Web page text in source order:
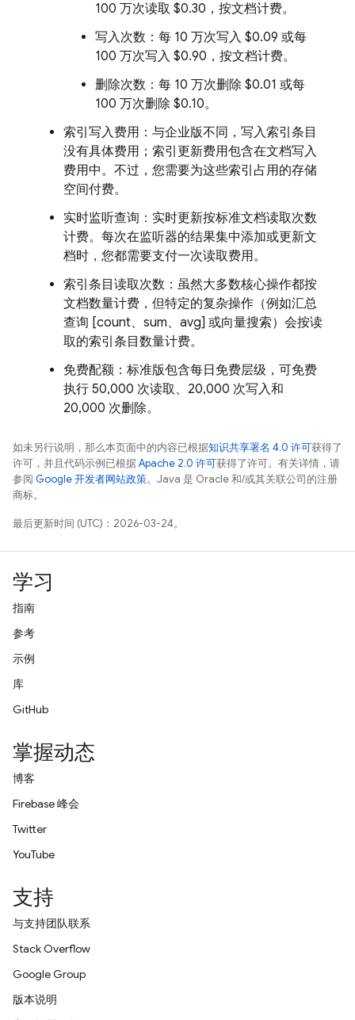
100 万次读取 $0.30，按文档计费。
写入次数：每 10 万次写入 $0.09 或每
100 万次写入 $0.90，按文档计费。
删除次数：每 10 万次删除 $0.01 或每
100 万次删除 $0.10。
索引写入费用：与企业版不同，写入索引条目
没有具体费用；索引更新费用包含在文档写入
费用中。不过，您需要为这些索引占用的存储
空间付费。
实时监听查询：实时更新按标准文档读取次数
计费。每次在监听器的结果集中添加或更新文
档时，您都需要支付一次读取费用。
索引条目读取次数：虽然大多数核心操作都按
文档数量计费，但特定的复杂操作（例如汇总
查询 [count、sum、avg] 或向量搜索）会按读
取的索引条目数量计费。
免费配额：标准版包含每日免费层级，可免费
执行 50,000 次读取、20,000 次写入和
20,000 次删除。
如未另行说明，那么本页面中的内容已根据知识共享署名 4.0 许可获得了
许可，并且代码示例已根据Apache 2.0 许可获得了许可。有关详情，请
参阅 Google 开发者网站政策。Java 是 Oracle 和/或其关联公司的注册
商标。
最后更新时间 (UTC)：2026-03-24。
学习
指南
参考
示例
库
GitHub
掌握动态
博客
Firebase 峰会
Twitter
YouTube
支持
与支持团队联系
Stack Overflow
Google Group
版本说明